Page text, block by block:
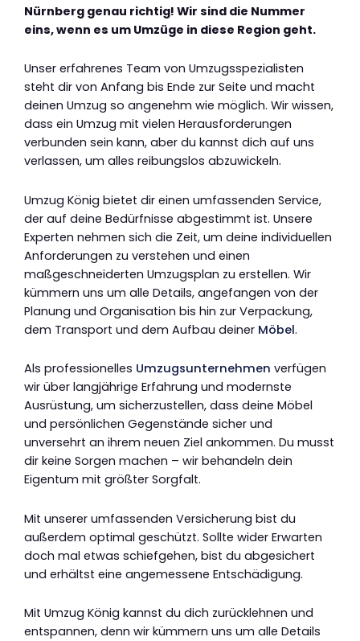
Nürnberg genau richtig! Wir sind die Nummer
eins, wenn es um Umzüge in diese Region geht.
Unser erfahrenes Team von Umzugsspezialisten
steht dir von Anfang bis Ende zur Seite und macht
deinen Umzug so angenehm wie möglich. Wir wissen,
dass ein Umzug mit vielen Herausforderungen
verbunden sein kann, aber du kannst dich auf uns
verlassen, um alles reibungslos abzuwickeln.
Umzug König bietet dir einen umfassenden Service,
der auf deine Bedürfnisse abgestimmt ist. Unsere
Experten nehmen sich die Zeit, um deine individuellen
Anforderungen zu verstehen und einen
maßgeschneiderten Umzugsplan zu erstellen. Wir
kümmern uns um alle Details, angefangen von der
Planung und Organisation bis hin zur Verpackung,
dem Transport und dem Aufbau deiner Möbel.
Als professionelles Umzugsunternehmen verfügen
wir über langjährige Erfahrung und modernste
Ausrüstung, um sicherzustellen, dass deine Möbel
und persönlichen Gegenstände sicher und
unversehrt an ihrem neuen Ziel ankommen. Du musst
dir keine Sorgen machen – wir behandeln dein
Eigentum mit größter Sorgfalt.
Mit unserer umfassenden Versicherung bist du
außerdem optimal geschützt. Sollte wider Erwarten
doch mal etwas schiefgehen, bist du abgesichert
und erhältst eine angemessene Entschädigung.
Mit Umzug König kannst du dich zurücklehnen und
entspannen, denn wir kümmern uns um alle Details